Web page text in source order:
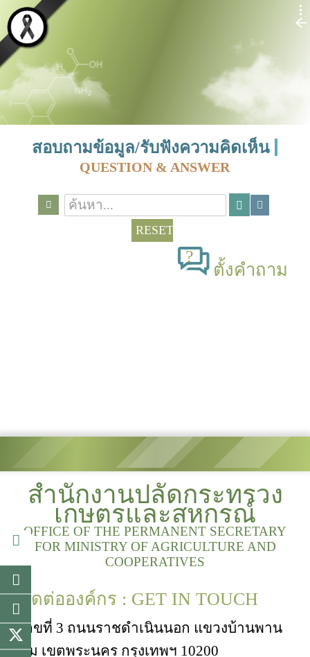
สอบถามข้อมูล/รับฟังความคิดเห็น
QUESTION & ANSWER
RESET
ตั้งคำถาม
สำนักงานปลัดกระทรวง
เกษตรและสหกรณ์
OFFICE OF THE PERMANENT SECRETARY
FOR MINISTRY OF AGRICULTURE AND
COOPERATIVES
ติดต่อองค์กร : GET IN TOUCH
เลขที่ 3 ถนนราชดำเนินนอก แขวงบ้านพาน
ถม เขตพระนคร กรุงเทพฯ 10200